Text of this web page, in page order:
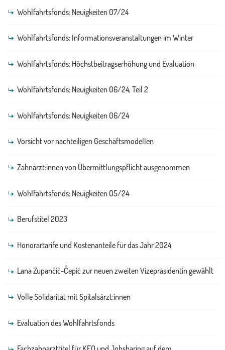
Wohlfahrtsfonds: Neuigkeiten 07/24
Wohlfahrtsfonds: Informationsveranstaltungen im Winter
Wohlfahrtsfonds: Höchstbeitragserhöhung und Evaluation
Wohlfahrtsfonds: Neuigkeiten 06/24, Teil 2
Wohlfahrtsfonds: Neuigkeiten 06/24
Vorsicht vor nachteiligen Geschäftsmodellen
Zahnärzt:innen von Übermittlungspflicht ausgenommen
Wohlfahrtsfonds: Neuigkeiten 05/24
Berufstitel 2023
Honorartarife und Kostenanteile für das Jahr 2024
Lana Zupančič-Čepić zur neuen zweiten Vizepräsidentin gewählt
Volle Solidarität mit Spitalsärzt:innen
Evaluation des Wohlfahrtsfonds